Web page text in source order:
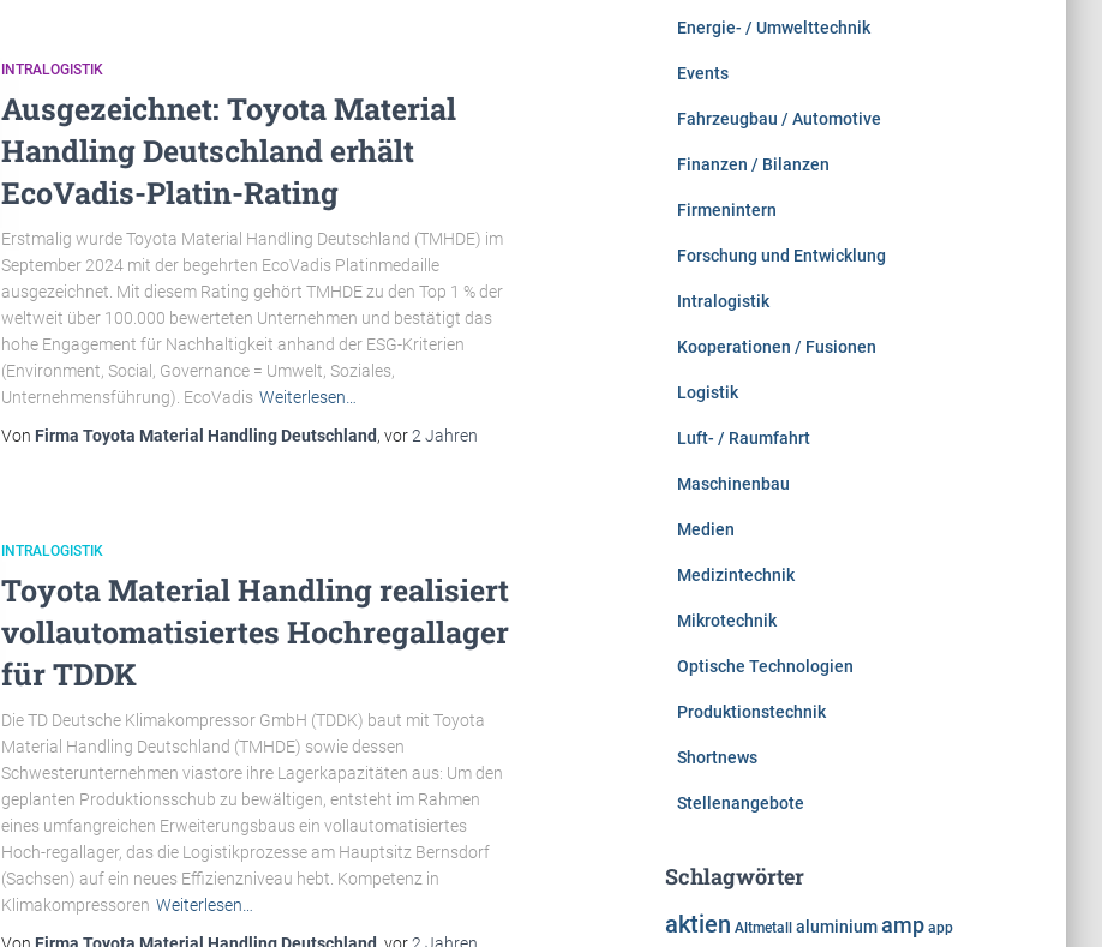
INTRALOGISTIK
Ausgezeichnet: Toyota Material
Handling Deutschland erhält
EcoVadis-Platin-Rating
Erstmalig wurde Toyota Material Handling Deutschland (TMHDE) im
September 2024 mit der begehrten EcoVadis Platinmedaille
ausgezeichnet. Mit diesem Rating gehört TMHDE zu den Top 1 % der
weltweit über 100.000 bewerteten Unternehmen und bestätigt das
hohe Engagement für Nachhaltigkeit anhand der ESG-Kriterien
(Environment, Social, Governance = Umwelt, Soziales,
Unternehmensführung). EcoVadis Weiterlesen…
Von Firma Toyota Material Handling Deutschland, vor2 Jahren
INTRALOGISTIK
Toyota Material Handling realisiert
vollautomatisiertes Hochregallager
für TDDK
Die TD Deutsche Klimakompressor GmbH (TDDK) baut mit Toyota
Material Handling Deutschland (TMHDE) sowie dessen
Schwesterunternehmen viastore ihre Lagerkapazitäten aus: Um den
geplanten Produktionsschub zu bewältigen, entsteht im Rahmen
eines umfangreichen Erweiterungsbaus ein vollautomatisiertes
Hoch-regallager, das die Logistikprozesse am Hauptsitz Bernsdorf
(Sachsen) auf ein neues Effizienzniveau hebt. Kompetenz in
Klimakompressoren Weiterlesen…
Energie- / Umwelttechnik
Events
Fahrzeugbau / Automotive
Finanzen / Bilanzen
Firmenintern
Forschung und Entwicklung
Intralogistik
Kooperationen / Fusionen
Logistik
Luft- / Raumfahrt
Maschinenbau
Medien
Medizintechnik
Mikrotechnik
Optische Technologien
Produktionstechnik
Shortnews
Stellenangebote
Schlagwörter
aktien Altmetall aluminium amp app